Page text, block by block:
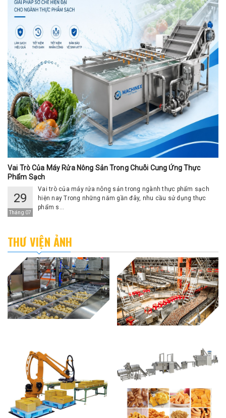
Vai Trò Của Máy Rửa Nông Sản Trong Chuỗi Cung Ứng Thực
Phẩm Sạch
29
Tháng 07
Vai trò của máy rửa nông sản trong ngành thực phẩm sạch
hiện nay Trong những năm gần đây, nhu cầu sử dụng thực
phẩm s...
THƯ VIỆN ẢNH